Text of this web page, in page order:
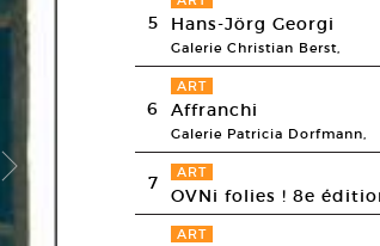
5 Hans-Jörg Georgi
Galerie Christian Berst,
6
ART
Affranchi
Galerie Patricia Dorfmann,
7 ART
OVNi folies ! 8e
ART